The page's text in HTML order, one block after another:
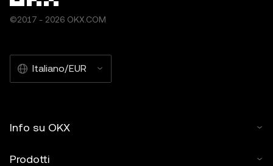
©2017 - 2026 OKX.COM
Italiano/EUR
Info su OKX
Prodotti